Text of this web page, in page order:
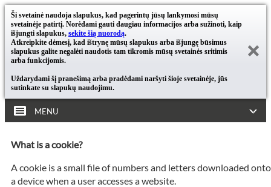
Ši svetainė naudoja slapukus, kad pagerintų jūsų lankymosi mūsų
svetainėje patirtį. Norėdami gauti daugiau informacijos arba sužinoti, kaip
išjungti slapukus, sekite šią nuorodą.
Atkreipkite dėmesį, kad ištrynę mūsų slapukus arba išjungę būsimus
slapukus galite negalėti naudotis tam tikromis mūsų svetainės sritimis
arba funkcijomis.
Uždarydami šį pranešimą arba pradėdami naršyti šioje svetainėje, jūs
sutinkate su slapukų naudojimu.
MENU
What is a cookie?
A cookie is a small file of numbers and letters downloaded onto
a device when a user accesses a website.